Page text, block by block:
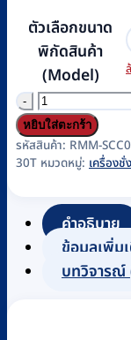
ตัวเลือกขนาด
พิกัดสินค้า
(Model)
จำนวน
เครื่อง
ชั่ง
ดิจิตอล
แขวน
ZEPPER
หยิบใส่ตะกร้า
รหัสสินค้า: RMM-
30T หมวดหมู่: เครื่อง
คำอธิบาย
ข้อมูลเพิ่ม
บทวิจารณ์